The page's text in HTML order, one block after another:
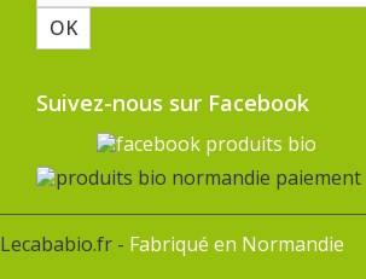
Lecababio.fr - Fabriqué en Normandie
OK
Suivez-nous sur Facebook